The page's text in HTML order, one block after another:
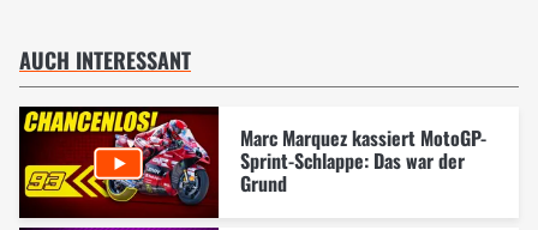
AUCH INTERESSANT
Marc Marquez kassiert MotoGP-
Sprint-Schlappe: Das war der
Grund